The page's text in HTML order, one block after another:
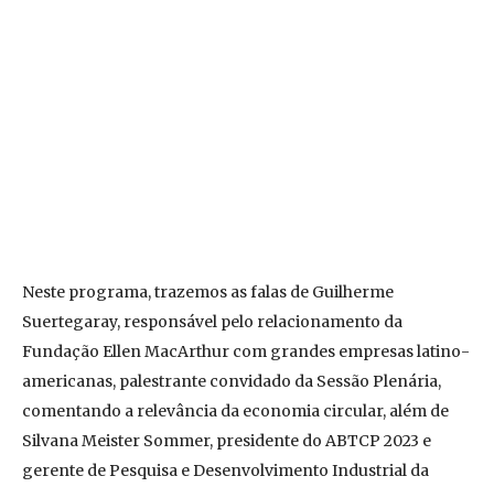
Neste programa, trazemos as falas de Guilherme
Suertegaray, responsável pelo relacionamento da
Fundação Ellen MacArthur com grandes empresas latino-
americanas, palestrante convidado da Sessão Plenária,
comentando a relevância da economia circular, além de
Silvana Meister Sommer, presidente do ABTCP 2023 e
gerente de Pesquisa e Desenvolvimento Industrial da